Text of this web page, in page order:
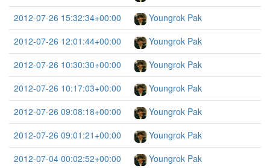
2012-07-26 15:32:34+00:00
Youngrok Pak
2012-07-26 12:01:44+00:00
Youngrok Pak
2012-07-26 10:30:30+00:00
Youngrok Pak
2012-07-26 10:17:03+00:00
Youngrok Pak
2012-07-26 09:08:18+00:00
Youngrok Pak
2012-07-26 09:01:21+00:00
Youngrok Pak
2012-07-04 00:02:52+00:00
Youngrok Pak